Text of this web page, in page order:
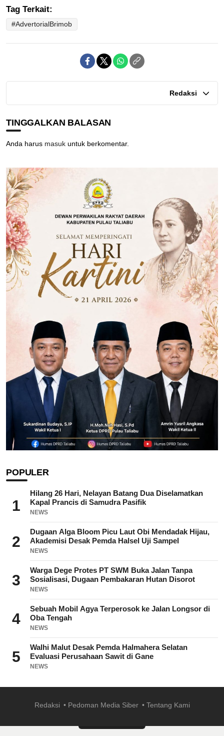
Tag Terkait:
#AdvertorialBrimob
Redaksi
TINGGALKAN BALASAN
Anda harus masuk untuk berkomentar.
POPULER
1
Hilang 26 Hari, Nelayan Batang Dua Diselamatkan
Kapal Prancis di Samudra Pasifik
NEWS
2
Dugaan Alga Bloom Picu Laut Obi Mendadak Hijau,
Akademisi Desak Pemda Halsel Uji Sampel
NEWS
3
Warga Dege Protes PT SWM Buka Jalan Tanpa
Sosialisasi, Dugaan Pembakaran Hutan Disorot
NEWS
4
Sebuah Mobil Agya Terperosok ke Jalan Longsor di
Oba Tengah
NEWS
5
Walhi Malut Desak Pemda Halmahera Selatan
Evaluasi Perusahaan Sawit di Gane
NEWS
Redaksi Pedoman Media Siber Tentang Kami